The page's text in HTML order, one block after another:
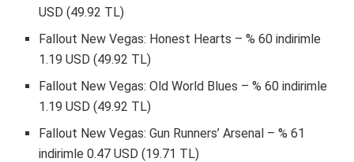
USD (49.92 TL)
Fallout New Vegas: Honest Hearts – % 60 indirimle
1.19 USD (49.92 TL)
Fallout New Vegas: Old World Blues – % 60 indirimle
1.19 USD (49.92 TL)
Fallout New Vegas: Gun Runners’ Arsenal – % 61
indirimle 0.47 USD (19.71 TL)